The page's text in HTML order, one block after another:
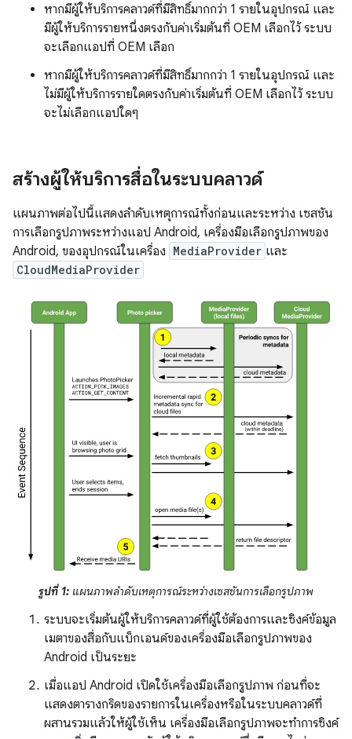
หากมีผู้ให้บริการคลาวด์ที่มีสิทธิ์มากกว่า 1 รายในอุปกรณ์ และ
มีผู้ให้บริการรายหนึ่งตรงกับค่าเริ่มต้นที่ OEM เลือกไว้ ระบบ
จะเลือกแอปที่ OEM เลือก
หากมีผู้ให้บริการคลาวด์ที่มีสิทธิ์มากกว่า 1 รายในอุปกรณ์ และ
ไม่มีผู้ให้บริการรายใดตรงกับค่าเริ่มต้นที่ OEM เลือกไว้ ระบบ
จะไม่เลือกแอปใดๆ
สร้างผู้ให้บริการสื่อในระบบคลาวด์
แผนภาพต่อไปนี้แสดงลำดับเหตุการณ์ทั้งก่อนและระหว่าง เซสชัน
การเลือกรูปภาพระหว่างแอป Android, เครื่องมือเลือกรูปภาพของ
Android, ของอุปกรณ์ในเครื่อง MediaProvider และ
CloudMediaProvider
รูปที่ 1: แผนภาพลำดับเหตุการณ์ระหว่างเซสชันการเลือกรูปภาพ
ระบบจะเริ่มต้นผู้ให้บริการคลาวด์ที่ผู้ใช้ต้องการและซิงค์ข้อมูล
เมตาของสื่อกับแบ็กเอนด์ของเครื่องมือเลือกรูปภาพของ
Android เป็นระยะ
เมื่อแอป Android เปิดใช้เครื่องมือเลือกรูปภาพ ก่อนที่จะ
แสดงตารางกริดของรายการในเครื่องหรือในระบบคลาวด์ที่
ผสานรวมแล้วให้ผู้ใช้เห็น เครื่องมือเลือกรูปภาพจะทำการซิงค์